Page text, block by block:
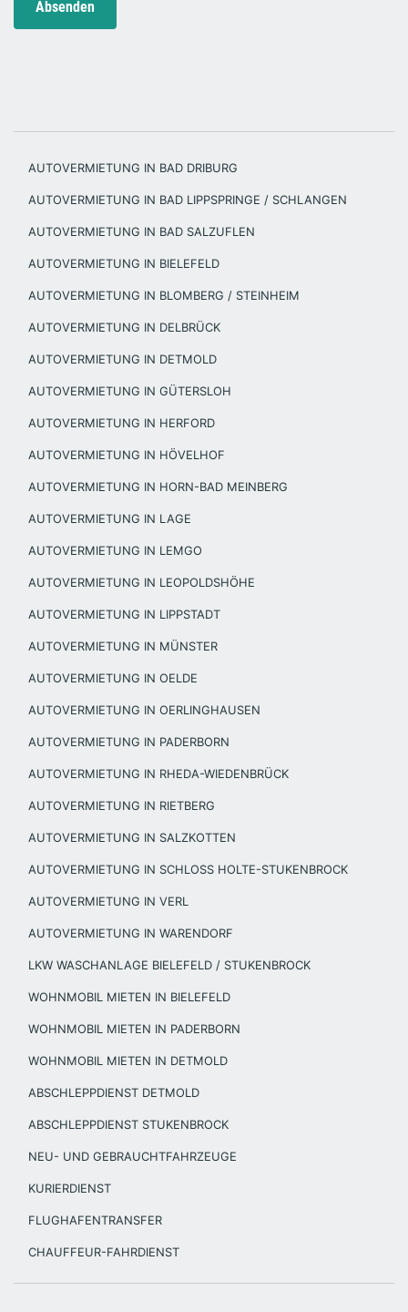
AUTOVERMIETUNG IN BAD DRIBURG
AUTOVERMIETUNG IN BAD LIPPSPRINGE / SCHLANGEN
AUTOVERMIETUNG IN BAD SALZUFLEN
AUTOVERMIETUNG IN BIELEFELD
AUTOVERMIETUNG IN BLOMBERG / STEINHEIM
AUTOVERMIETUNG IN DELBRÜCK
AUTOVERMIETUNG IN DETMOLD
AUTOVERMIETUNG IN GÜTERSLOH
AUTOVERMIETUNG IN HERFORD
AUTOVERMIETUNG IN HÖVELHOF
AUTOVERMIETUNG IN HORN-BAD MEINBERG
AUTOVERMIETUNG IN LAGE
AUTOVERMIETUNG IN LEMGO
AUTOVERMIETUNG IN LEOPOLDSHÖHE
AUTOVERMIETUNG IN LIPPSTADT
AUTOVERMIETUNG IN MÜNSTER
AUTOVERMIETUNG IN OELDE
AUTOVERMIETUNG IN OERLINGHAUSEN
AUTOVERMIETUNG IN PADERBORN
AUTOVERMIETUNG IN RHEDA-WIEDENBRÜCK
AUTOVERMIETUNG IN RIETBERG
AUTOVERMIETUNG IN SALZKOTTEN
AUTOVERMIETUNG IN SCHLOSS HOLTE-STUKENBROCK
AUTOVERMIETUNG IN VERL
AUTOVERMIETUNG IN WARENDORF
LKW WASCHANLAGE BIELEFELD / STUKENBROCK
WOHNMOBIL MIETEN IN BIELEFELD
WOHNMOBIL MIETEN IN PADERBORN
WOHNMOBIL MIETEN IN DETMOLD
ABSCHLEPPDIENST DETMOLD
ABSCHLEPPDIENST STUKENBROCK
NEU- UND GEBRAUCHTFAHRZEUGE
KURIERDIENST
FLUGHAFENTRANSFER
CHAUFFEUR-FAHRDIENST